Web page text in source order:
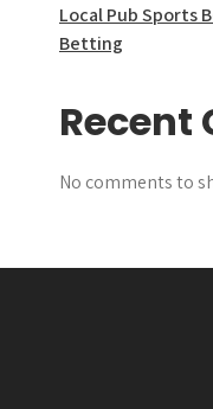
Local Pub Sports
Betting
Recent
No comments to